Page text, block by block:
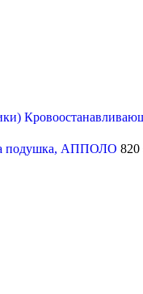
подушка, АППОЛО 820